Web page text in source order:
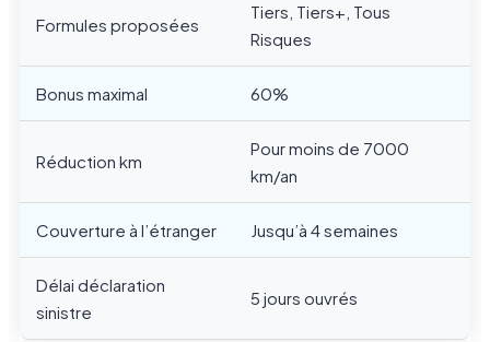
Formules proposées
Tiers, Tiers+, Tous
Risques
Bonus maximal 60%
Réduction km
Pour moins de 7000
km/an
Couverture à l’étranger Jusqu’à 4 semaines
Délai déclaration
sinistre
5 jours ouvrés